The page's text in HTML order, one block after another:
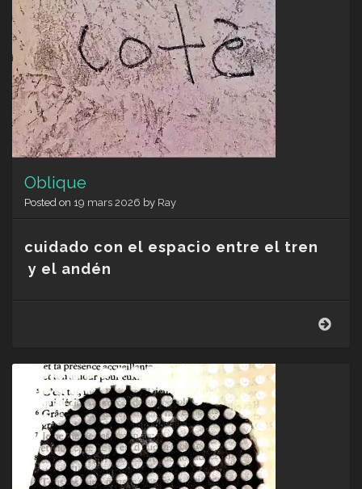
Oblique
Posted on 19 mars 2026 by Ray
cuidado con el espacio entre el tren
y el andén